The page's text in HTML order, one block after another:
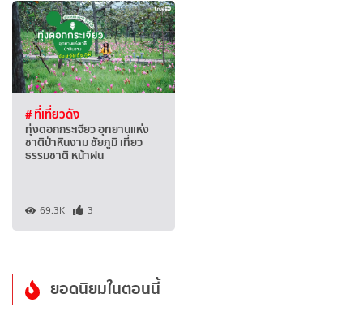
# ที่เที่ยวดัง
ทุ่งดอกกระเจียว อุทยานแห่ง
ชาติป่าหินงาม ชัยภูมิ เที่ยว
ธรรมชาติ หน้าฝน
69.3K 3
ยอดนิยมในตอนนี้